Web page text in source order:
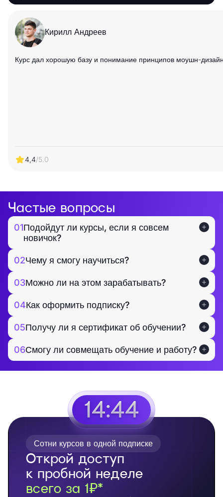
Кирилл Андреев
Курс дал хорошую базу и понимание принципов моушн-
4,4/5.0
Частые вопросы
01Подойдут ли курсы, если я совсем
новичок?
02Чему я смогу научиться?
03Можно ли на этом зарабатывать?
04Как оформить подписку?
05Получу ли я сертификат об обучении?
06Смогу ли совмещать обучение и работу?
14:43
Открой доступ
к пробной неделе
всего за 1₽*
Сотни курсов в одной подписке